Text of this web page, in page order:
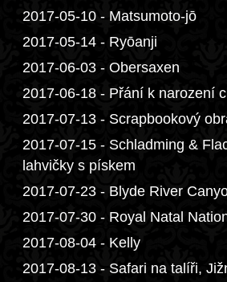
2017-05-10 - Matsumoto-jō
2017-05-14 - Ryōanji
2017-06-03 - Obersaxen
2017-06-18 - Přání k narození
2017-07-13 - Scrapbookový
2017-07-15 - Schladming &
lahvičky s pískem
2017-07-23 - Blyde River
2017-07-30 - Royal Natal
2017-08-04 - Kelly
2017-08-13 - Safari na talíři,